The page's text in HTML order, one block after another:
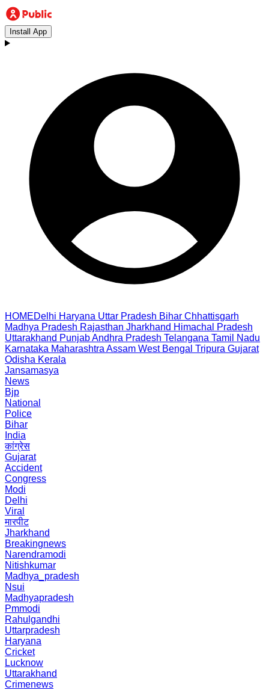
Install App
HOMEDelhi Haryana Uttar Pradesh Bihar Chhattisgarh
Madhya Pradesh Rajasthan Jharkhand Himachal Pradesh
Uttarakhand PunjabAndhra Pradesh Telangana Tamil Nadu
Karnataka Maharashtra Assam West Bengal Tripura Gujarat
Odisha Kerala
Jansamasya
News
Bjp
National
Police
Bihar
India
कांग्रेस
Gujarat
Accident
Congress
Modi
Delhi
Viral
मारपीट
Jharkhand
Breakingnews
Narendramodi
Nitishkumar
Madhya_pradesh
Nsui
Madhyapradesh
Pmmodi
Rahulgandhi
Uttarpradesh
Haryana
Cricket
Lucknow
Uttarakhand
Crimenews